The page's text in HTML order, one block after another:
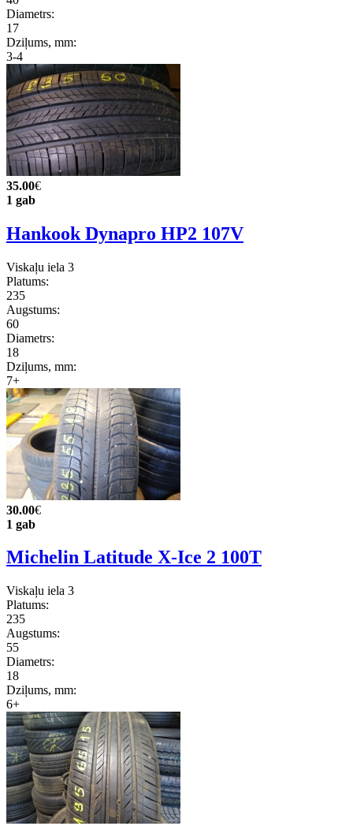
Diametrs:
17
Dziļums, mm:
3-4
35.00€
1 gab
Hankook Dynapro HP2 107V
Viskaļu iela 3
Platums:
235
Augstums:
60
Diametrs:
18
Dziļums, mm:
7+
30.00€
1 gab
Michelin Latitude X-Ice 2 100T
Viskaļu iela 3
Platums:
235
Augstums:
55
Diametrs:
18
Dziļums, mm:
6+